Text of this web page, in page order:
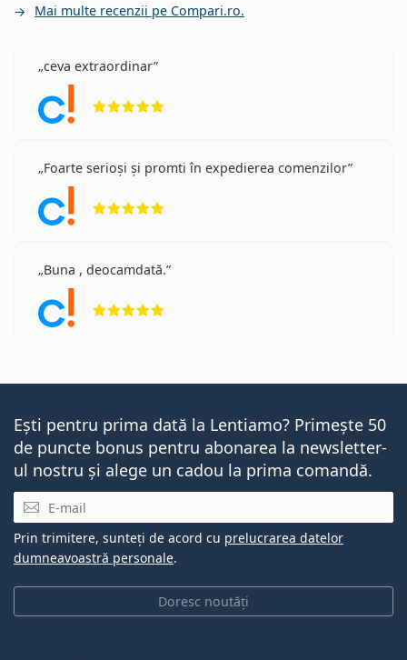
Mai multe recenzii pe Compari.ro.
ceva extraordinar
Foarte serioși și promti în expedierea comenzilor
Buna , deocamdată.
Ești pentru prima dată la Lentiamo? Primește 50
de puncte bonus pentru abonarea la newsletter-
ul nostru și alege un cadou la prima comandă.
E-mail
Doresc noutăți
Prin trimitere, sunteți de acord cu prelucrarea datelor
dumneavoastră personale.